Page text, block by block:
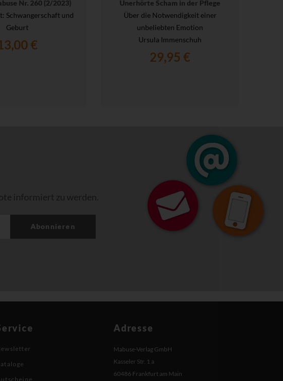
Nr. 260 (2/2023)
Schwangerschaft und
Geburt
€
Unerhörte Scham in der Pflege
Über die Notwendigkeit einer
unbeliebten Emotion
Ursula Immenschuh
29,95 €
informiert zu werden.
Abonnieren
Adresse
Mabuse-Verlag GmbH
Kasseler Str. 1 a
60486 Frankfurt am Main